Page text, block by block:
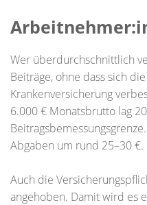
Wer überdurchschnittlich
Beiträge, ohne dass sich
Krankenversicherung
6.000 € Monatsbrutto lag
Abgaben um rund 25–30 €.
Auch die
angehoben. Damit wird es